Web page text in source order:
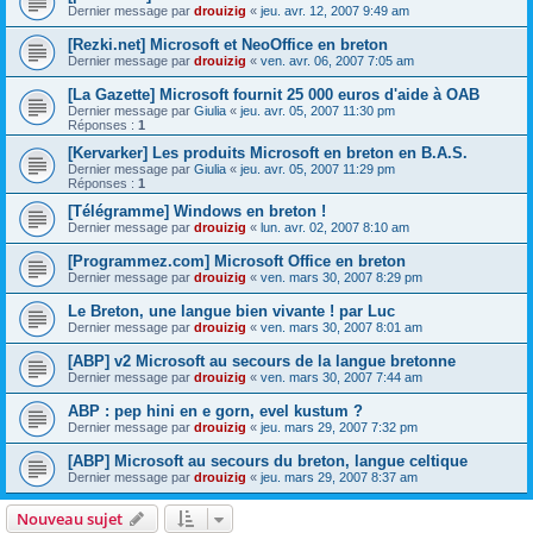
Dernier message par drouizig « jeu. avr. 12, 2007 9:49 am
[Rezki.net] Microsoft et NeoOffice en breton
Dernier message par drouizig « ven. avr. 06, 2007 7:05 am
[La Gazette] Microsoft fournit 25 000 euros d'aide à OAB
Dernier message par Giulia « jeu. avr. 05, 2007 11:30 pm
Réponses : 1
[Kervarker] Les produits Microsoft en breton en B.A.S.
Dernier message par Giulia « jeu. avr. 05, 2007 11:29 pm
Réponses : 1
[Télégramme] Windows en breton !
Dernier message par drouizig « lun. avr. 02, 2007 8:10 am
[Programmez.com] Microsoft Office en breton
Dernier message par drouizig « ven. mars 30, 2007 8:29 pm
Le Breton, une langue bien vivante ! par Luc
Dernier message par drouizig « ven. mars 30, 2007 8:01 am
[ABP] v2 Microsoft au secours de la langue bretonne
Dernier message par drouizig « ven. mars 30, 2007 7:44 am
ABP : pep hini en e gorn, evel kustum ?
Dernier message par drouizig « jeu. mars 29, 2007 7:32 pm
[ABP] Microsoft au secours du breton, langue celtique
Dernier message par drouizig « jeu. mars 29, 2007 8:37 am
Nouveau sujet